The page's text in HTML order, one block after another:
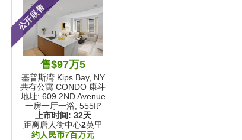
公开展售
售$97万5
基普斯湾 Kips Bay, NY
共有公寓 CONDO 康斗
地址: 609 2ND Avenue
一房一厅一浴, 555ft²
上市时间: 32天
距离唐人街中心2英里
约人民币7百万元